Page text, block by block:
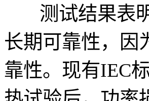
测试结果表
长期可靠性，因
靠性。现有IEC